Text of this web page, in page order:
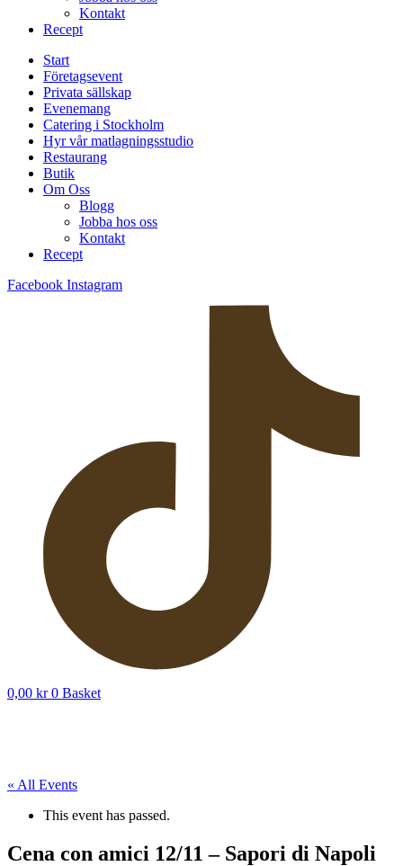
Kontakt
Recept
Start
Företagsevent
Privata sällskap
Evenemang
Catering i Stockholm
Hyr vår matlagningsstudio
Restaurang
Butik
Om Oss
Blogg
Jobba hos oss
Kontakt
Recept
Facebook Instagram
0,00 kr 0 Basket
« All Events
This event has passed.
Cena con amici 12/11 – Sapori di Napoli